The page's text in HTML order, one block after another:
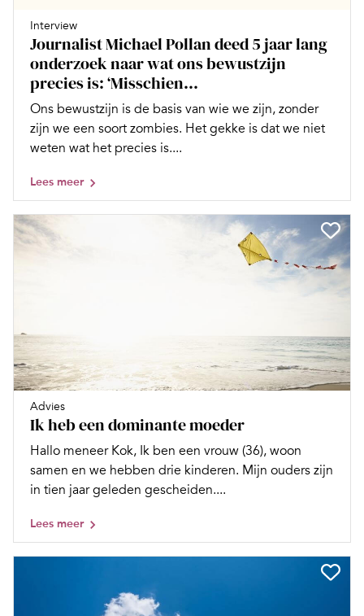
Interview
Journalist Michael Pollan deed 5 jaar lang
onderzoek naar wat ons bewustzijn
precies is: ‘Misschien...
Ons bewustzijn is de basis van wie we zijn, zonder
zijn we een soort zombies. Het gekke is dat we niet
weten wat het precies is....
Lees meer
Advies
Ik heb een dominante moeder
Hallo meneer Kok, Ik ben een vrouw (36), woon
samen en we hebben drie kinderen. Mijn ouders zijn
in tien jaar geleden gescheiden....
Lees meer